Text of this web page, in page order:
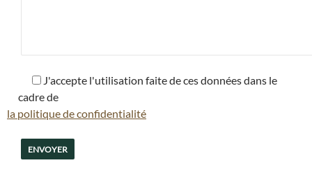
J'accepte l'utilisation faite de ces données dans le
cadre de
la politique de confidentialité